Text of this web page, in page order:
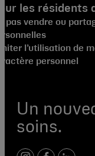
Un
soins.
les résidents
pas vendre ou
l’utilisation de
personnel